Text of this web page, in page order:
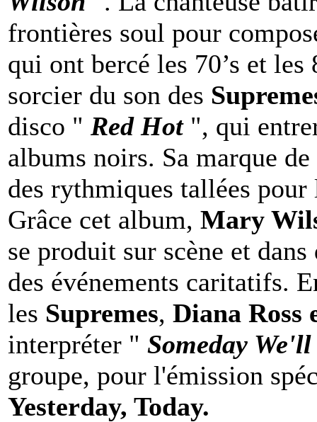
frontières soul pour
qui ont bercé les 70’s et
sorcier du son des
disco " Red Hot ", qui
albums noirs. Sa marque
des rythmiques tallées
Grâce cet album, Mary
se produit sur scène et
des événements caritatifs.
les Supremes, Diana Ross
interpréter " Someday
groupe, pour l'émission
Yesterday, Today.